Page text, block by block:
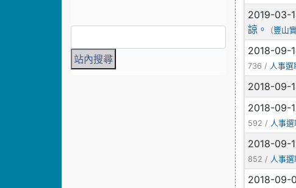
2019-03-
諒。
(豐山
2018-09-
736 / 人事選
2018-09-
2018-09-
592 / 人事選
2018-09-
852 / 人事選
2018-